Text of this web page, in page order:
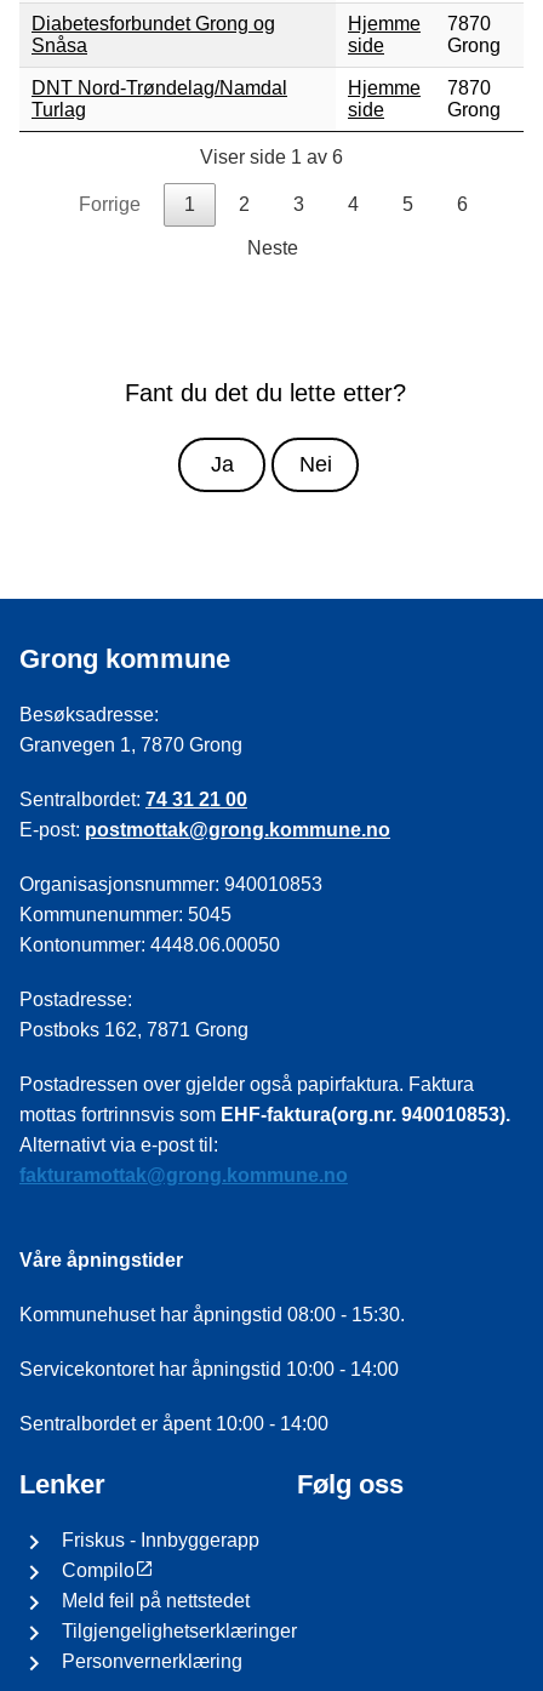
Diabetesforbundet Grong og
Snåsa
Hjemme
side
7870
Grong
DNT Nord-Trøndelag/Namdal
Turlag
Hjemme
side
7870
Grong
Viser side 1 av 6
Forrige 1 2 3 4 5 6
Neste
Fant du det du lette etter?
Ja Nei
Grong kommune
Besøksadresse:
Granvegen 1, 7870 Grong
Sentralbordet: 74 31 21 00
E-post: postmottak@grong.kommune.no
Organisasjonsnummer: 940010853
Kommunenummer: 5045
Kontonummer: 4448.06.00050
Postadresse:
Postboks 162, 7871 Grong
Postadressen over gjelder også papirfaktura. Faktura
mottas fortrinnsvis som EHF-faktura(org.nr. 940010853).
Alternativt via e-post til:
fakturamottak@grong.kommune.no
Våre åpningstider
Kommunehuset har åpningstid 08:00 - 15:30.
Servicekontoret har åpningstid 10:00 - 14:00
Sentralbordet er åpent 10:00 - 14:00
Lenker
Friskus - Innbyggerapp
Compilo
Meld feil på nettstedet
Tilgjengelighetserklæringer
Personvernerklæring
Følg oss